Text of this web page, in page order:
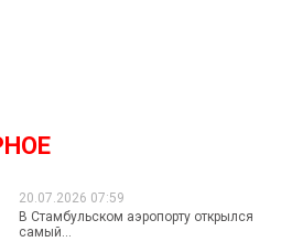
20.07.2026 07:59
В Стамбульском аэропорту открылся
самый...